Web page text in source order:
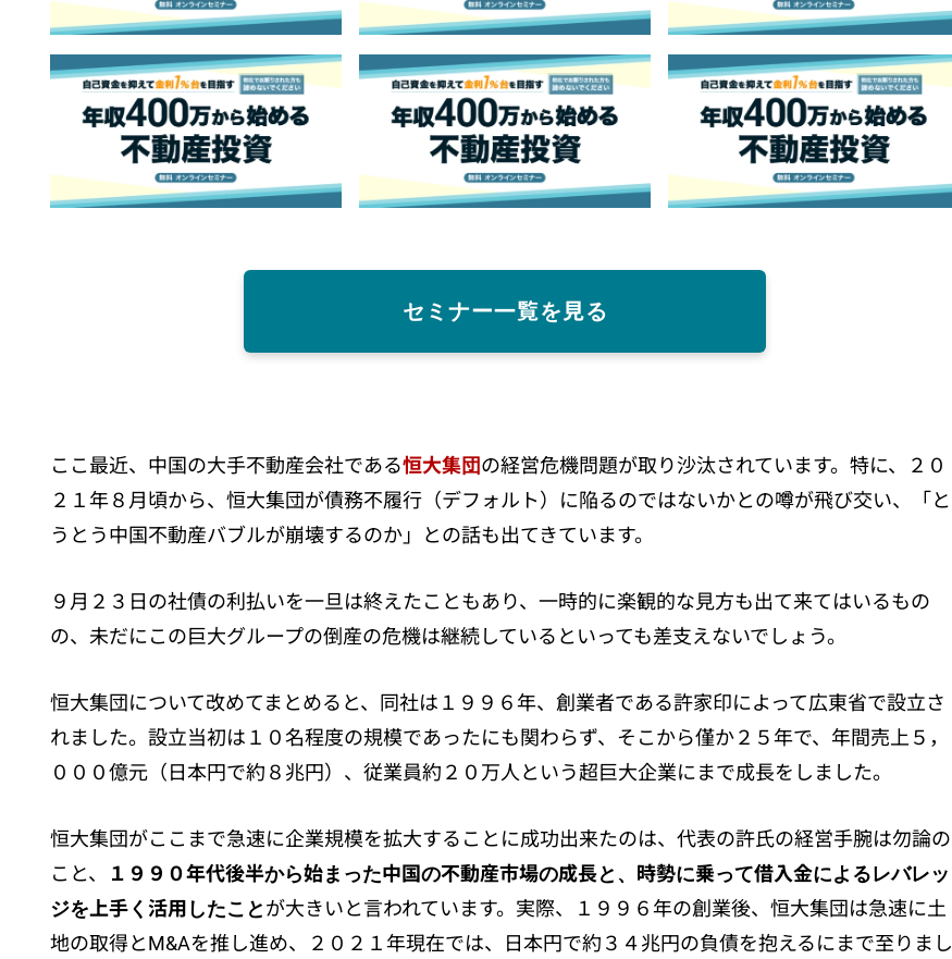
セミナー一覧を見る
ここ最近、中国の大手不動産会社である恒大集団の経営危機問題が取り沙汰されています。特に、２０
２１年８月頃から、恒大集団が債務不履行（デフォルト）に陥るのではないかとの噂が飛び交い、「と
うとう中国不動産バブルが崩壊するのか」との話も出てきています。
９月２３日の社債の利払いを一旦は終えたこともあり、一時的に楽観的な見方も出て来てはいるもの
の、未だにこの巨大グループの倒産の危機は継続しているといっても差支えないでしょう。
恒大集団について改めてまとめると、同社は１９９６年、創業者である許家印によって広東省で設立さ
れました。設立当初は１０名程度の規模であったにも関わらず、そこから僅か２５年で、年間売上５，
０００億元（日本円で約８兆円）、従業員約２０万人という超巨大企業にまで成長をしました。
恒大集団がここまで急速に企業規模を拡大することに成功出来たのは、代表の許氏の経営手腕は勿論の
こと、
１９９０年代後半から始まった中国の不動産市場の成長と、時勢に乗って借入金によるレバレッ
ジを上手く活用したことが大きいと言われています。実際、１９９６年の創業後、恒大集団は急速に土
地の取得とM&Aを推し進め、２０２１年現在では、日本円で約３４兆円の負債を抱えるにまで至りまし